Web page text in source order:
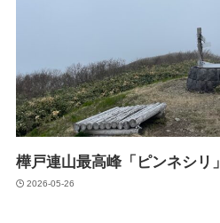
樺戸連山最高峰「ピンネシリ」
2026-05-26